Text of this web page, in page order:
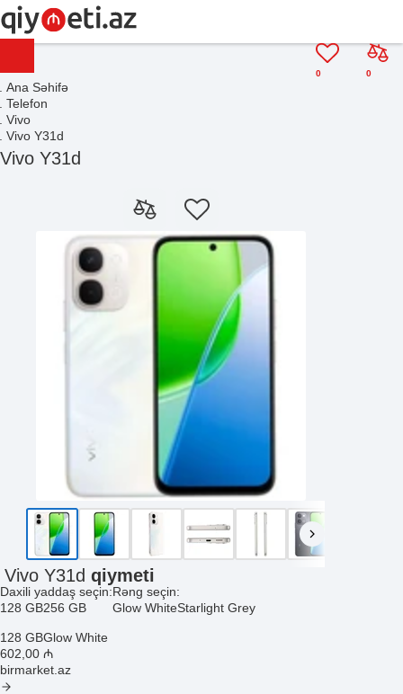
0
0
Ana Səhifə
Telefon
Vivo
Vivo Y31d
Vivo Y31d
Vivo Y31d qiymeti
Daxili yaddaş seçin:
128 GB256 GB
Rəng seçin:
Glow WhiteStarlight Grey
128 GBGlow White
602 ,00 ₼
birmarket.az